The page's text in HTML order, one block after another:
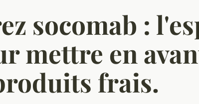
socomab :
mettre en
frais.